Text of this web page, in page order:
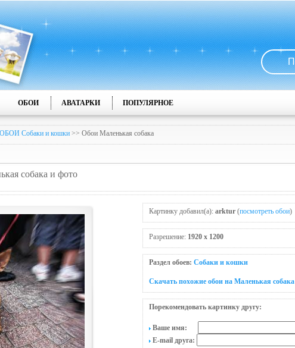
ОБОИ АВАТАРКИ ПОПУЛЯРНОЕ
ОБОИ Собаки и кошки >> Обои Маленькая собака
собака и фото
Картинку добавил(а): arktur (посмотреть обои)
Разрешение: 1920 x 1200
Раздел обоев: Собаки и кошки
Скачать похожие обои на Маленькая собака
Порекомендовать картинку другу:
Ваше имя:
E-mail друга: